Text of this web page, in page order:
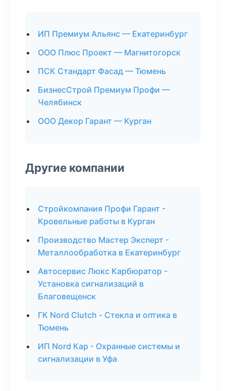
ИП Премиум Альянс — Екатеринбург
ООО Плюс Проект — Магнитогорск
ПСК Стандарт Фасад — Тюмень
БизнесСтрой Премиум Профи —
Челябинск
ООО Декор Гарант — Курган
Другие компании
Стройкомпания Профи Гарант -
Кровельные работы в Курган
Производство Мастер Эксперт -
Металлообработка в Екатеринбург
Автосервис Люкс Карбюратор -
Установка сигнализаций в
Благовещенск
ГК Nord Clutch - Стекла и оптика в
Тюмень
ИП Nord Кар - Охранные системы и
сигнализации в Уфа